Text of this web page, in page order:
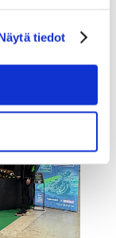
tiedot